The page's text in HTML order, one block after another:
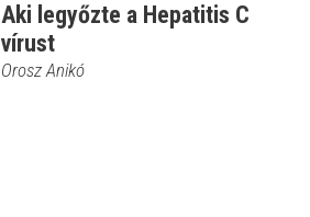
Aki legyőzte a Hepatitis C
vírust
Orosz Anikó